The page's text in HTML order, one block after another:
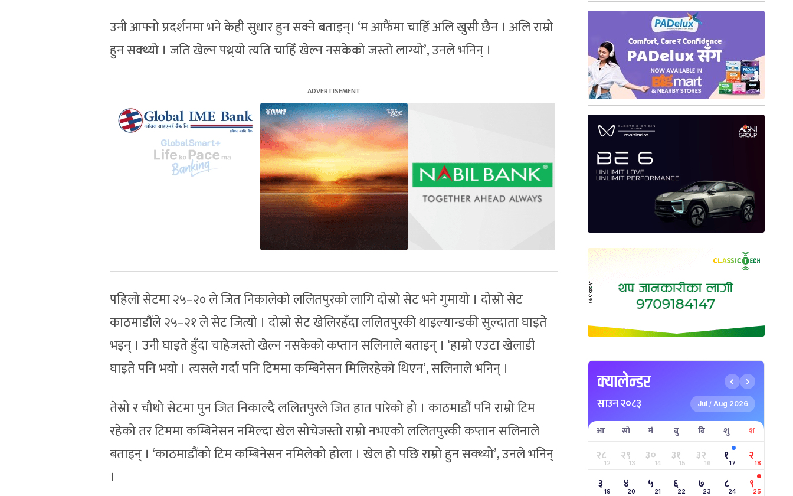
उनी आफ्नो प्रदर्शनमा भने केही सुधार हुन सक्ने बताइन्। ‘म आफैंमा चाहिँ अलि खुसी छैन । अलि राम्रो
हुन सक्थ्यो । जति खेल्न पथ्र्यो त्यति चाहिँ खेल्न नसकेको जस्तो लाग्यो’, उनले भनिन् ।
पहिलो सेटमा २५–२० ले जित निकालेको ललितपुरको लागि दोस्रो सेट भने गुमायो । दोस्रो सेट
काठमाडौंले २५–२१ ले सेट जित्यो । दोस्रो सेट खेलिरहँदा ललितपुरकी थाइल्यान्डकी सुल्दाता घाइते
भइन् । उनी घाइते हुँदा चाहेजस्तो खेल्न नसकेको कप्तान सलिनाले बताइन् । ‘हाम्रो एउटा खेलाडी
घाइते पनि भयो । त्यसले गर्दा पनि टिममा कम्बिनेसन मिलिरहेको थिएन’, सलिनाले भनिन् ।
तेस्रो र चौथो सेटमा पुन जित निकाल्दै ललितपुरले जित हात पारेको हो । काठमाडौं पनि राम्रो टिम
रहेको तर टिममा कम्बिनेसन नमिल्दा खेल सोचेजस्तो राम्रो नभएको ललितपुरकी कप्तान सलिनाले
बताइन् । ‘काठमाडौंको टिम कम्बिनेसन नमिलेको होला । खेल हो पछि राम्रो हुन सक्थ्यो’, उनले भनिन्
।
क्यालेन्डर
साउन २०८३ Jul / Aug 2026
आ सो मं बु बि शु श
२८12 २९13 ३०14 ३१15 ३२16 १17 २18
३ 19 ४20 ५ 21 ६22 ७23 ८24 ९25